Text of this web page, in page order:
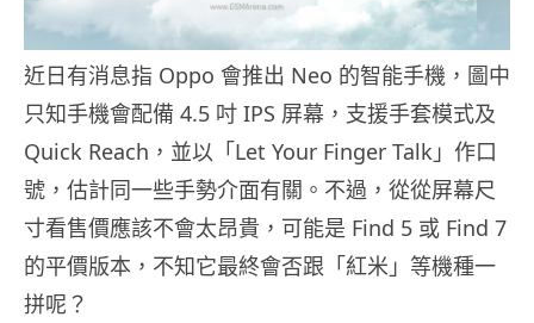
近日有消息指 Oppo 會推出 Neo 的智能手機，圖中
只知手機會配備 4.5 吋 IPS 屏幕，支援手套模式及
Quick Reach，並以「Let Your Finger Talk」作口
號，估計同一些手勢介面有關。不過，從從屏幕尺
寸看售價應該不會太昂貴，可能是 Find 5 或 Find 7
的平價版本，不知它最終會否跟「紅米」等機種一
拼呢？